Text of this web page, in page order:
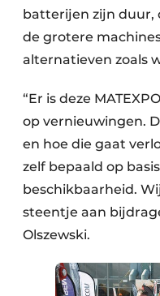
batterijen zijn duur,
de grotere
alternatieven zoals
“Er is deze
op vernieuwingen.
en hoe die gaat
zelf bepaald op
beschikbaarheid.
steentje aan
Olszewski.